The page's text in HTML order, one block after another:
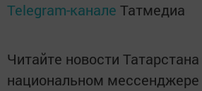
Telegram-канале Татмедиа
Читайте новости Татарстана
национальном